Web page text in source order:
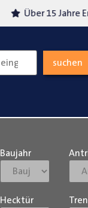
suchen
Baujahr
Hecktür